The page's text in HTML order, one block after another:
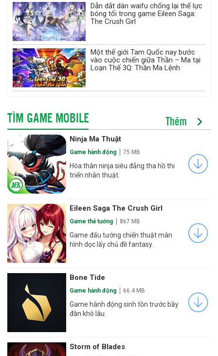
Dẫn dắt dàn waifu chống lại thế lực
bóng tối trong game Eileen Saga:
The Crush Girl
Một thế giới Tam Quốc nay bước
vào cuộc chiến giữa Thần – Ma tại
Loạn Thế 3Q: Thần Ma Lệnh
TÌM GAME MOBILE Thêm
Ninja Ma Thuật
Game hành động 75 MB
Hóa thân ninja siêu đẳng tha hồ thi
triển nhẫn thuật.
Eileen Saga The Crush Girl
Game thẻ tướng 867 MB
Game đấu tướng chiến thuật màn
hình dọc lấy chủ đề fantasy.
Bone Tide
Game hành động 66.4 MB
Game hành động sinh tồn trước bầy
đàn khô lâu.
Storm of Blades